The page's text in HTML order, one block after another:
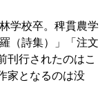
学校卒。稗貫農学
（詩集）」「注文
刊行されたのはこ
家となるのは没